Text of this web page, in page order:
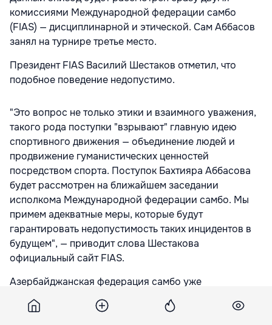
комиссиями Международной федерации самбо
(FIAS) — дисциплинарной и этической. Сам Аббасов
занял на турнире третье место.
Президент FIAS Василий Шестаков отметил, что
подобное поведение недопустимо.
"Это вопрос не только этики и взаимного уважения,
такого рода поступки "взрывают" главную идею
спортивного движения — объединение людей и
продвижение гуманистических ценностей
посредством спорта. Поступок Бахтияра Аббасова
будет рассмотрен на ближайшем заседании
исполкома Международной федерации самбо. Мы
примем адекватные меры, которые будут
гарантировать недопустимость таких инцидентов в
будущем", — приводит слова Шестакова
официальный сайт FIAS.
Азербайджанская федерация самбо уже
отреагировала на поведение Аббасова. По словам
главы федерации Джейхуна Мамедова, проявившего